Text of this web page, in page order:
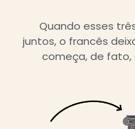
Quando esses
juntos, o francês
começa, de fato,